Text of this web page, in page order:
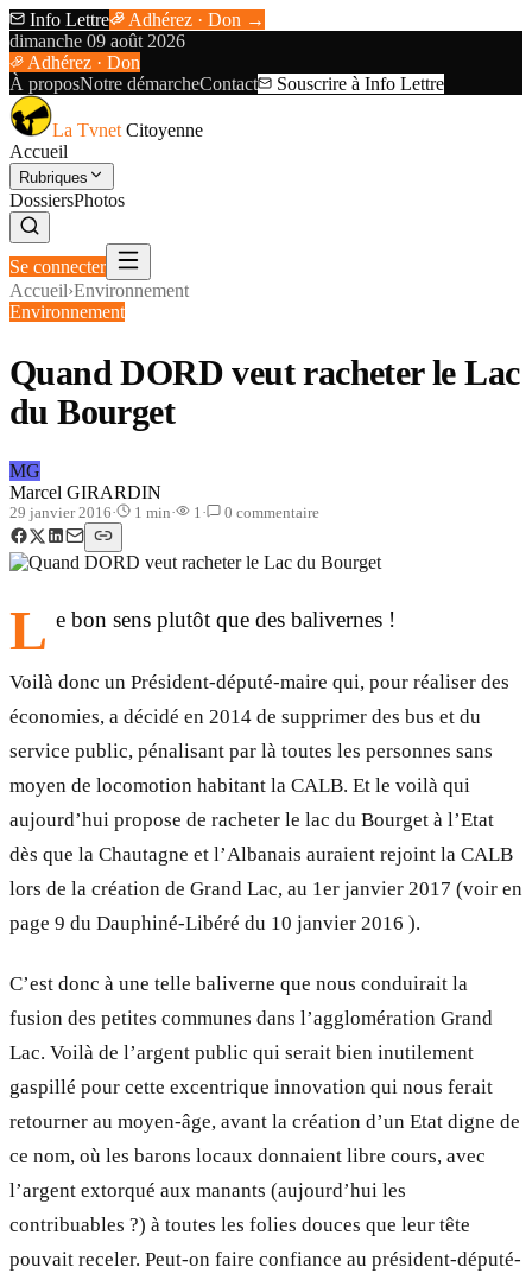
Info Lettre
Adhérez · Don →
dimanche 09 août 2026
Adhérez · Don
À proposNotre démarcheContact Souscrire à Info Lettre
La Tvnet Citoyenne
Accueil
Rubriques
DossiersPhotos
Se connecter
Accueil›Environnement
Environnement
Quand DORD veut racheter le Lac
du Bourget
MG
Marcel GIRARDIN
29 janvier 2016· 1 min· 1 · 0 commentaire
L e bon sens plutôt que des balivernes !
Voilà donc un Président-député-maire qui, pour réaliser des
économies, a décidé en 2014 de supprimer des bus et du
service public, pénalisant par là toutes les personnes sans
moyen de locomotion habitant la CALB. Et le voilà qui
aujourd’hui propose de racheter le lac du Bourget à l’Etat
dès que la Chautagne et l’Albanais auraient rejoint la CALB
lors de la création de Grand Lac, au 1er janvier 2017 (voir en
page 9 du Dauphiné-Libéré du 10 janvier 2016 ).
C’est donc à une telle baliverne que nous conduirait la
fusion des petites communes dans l’agglomération Grand
Lac. Voilà de l’argent public qui serait bien inutilement
gaspillé pour cette excentrique innovation qui nous ferait
retourner au moyen-âge, avant la création d’un Etat digne de
ce nom, où les barons locaux donnaient libre cours, avec
l’argent extorqué aux manants (aujourd’hui les
contribuables ?) à toutes les folies douces que leur tête
pouvait receler. Peut-on faire confiance au président-député-